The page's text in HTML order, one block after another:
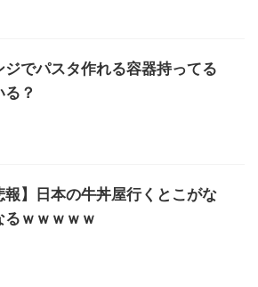
ジでパスタ作れる容器持ってる
る？
報】日本の牛丼屋行くとこがな
るｗｗｗｗｗ